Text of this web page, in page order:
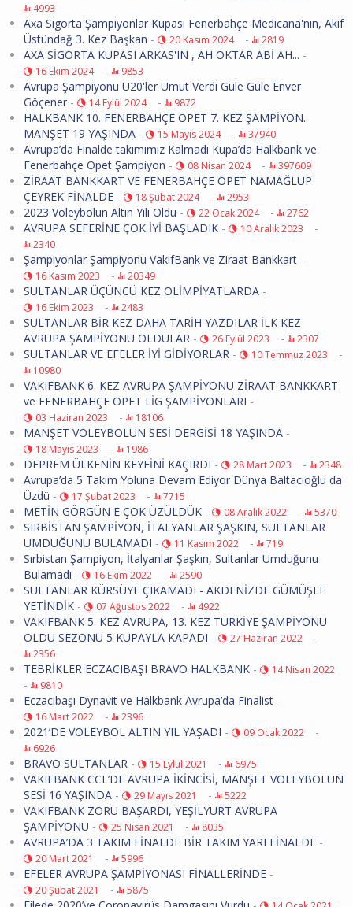
4993
Axa Sigorta Şampiyonlar Kupası Fenerbahçe Medicana'nın, Akif
Üstündağ 3. Kez Başkan - 20 Kasım 2024 - 2819
AXA SİGORTA KUPASI ARKAS'IN , AH OKTAR ABİ AH... -
16 Ekim 2024 - 9853
Avrupa Şampiyonu U20'ler Umut Verdi Güle Güle Enver
Göçener - 14 Eylül 2024 - 9872
HALKBANK 10. FENERBAHÇE OPET 7. KEZ ŞAMPİYON..
MANŞET 19 YAŞINDA - 15 Mayıs 2024 - 37940
Avrupa’da Finalde takımımız Kalmadı Kupa’da Halkbank ve
Fenerbahçe Opet Şampiyon - 08 Nisan 2024 - 397609
ZİRAAT BANKKART VE FENERBAHÇE OPET NAMAĞLUP
ÇEYREK FİNALDE - 18 Şubat 2024 - 2953
2023 Voleybolun Altın Yılı Oldu - 22 Ocak 2024 - 2762
AVRUPA SEFERİNE ÇOK İYİ BAŞLADIK - 10 Aralık 2023 -
2340
Şampiyonlar Şampiyonu VakıfBank ve Ziraat Bankkart -
16 Kasım 2023 - 20349
SULTANLAR ÜÇÜNCÜ KEZ OLİMPİYATLARDA -
16 Ekim 2023 - 2483
SULTANLAR BİR KEZ DAHA TARİH YAZDILAR İLK KEZ
AVRUPA ŞAMPİYONU OLDULAR - 26 Eylül 2023 - 2307
SULTANLAR VE EFELER İYİ GİDİYORLAR - 10 Temmuz 2023 -
10980
VAKIFBANK 6. KEZ AVRUPA ŞAMPİYONU ZİRAAT BANKKART
ve FENERBAHÇE OPET LİG ŞAMPİYONLARI -
03 Haziran 2023 - 18106
MANŞET VOLEYBOLUN SESİ DERGİSİ 18 YAŞINDA -
18 Mayıs 2023 - 1986
DEPREM ÜLKENİN KEYFİNİ KAÇIRDI - 28 Mart 2023 - 2348
Avrupa’da 5 Takım Yoluna Devam Ediyor Dünya Baltacıoğlu da
Üzdü - 17 Şubat 2023 - 7715
METİN GÖRGÜN E ÇOK ÜZÜLDÜK - 08 Aralık 2022 - 5370
SIRBİSTAN ŞAMPİYON, İTALYANLAR ŞAŞKIN, SULTANLAR
UMDUĞUNU BULAMADI - 11 Kasım 2022 - 719
Sırbistan Şampiyon, İtalyanlar Şaşkın, Sultanlar Umduğunu
Bulamadı - 16 Ekim 2022 - 2590
SULTANLAR KÜRSÜYE ÇIKAMADI - AKDENİZDE GÜMÜŞLE
YETİNDİK - 07 Ağustos 2022 - 4922
VAKIFBANK 5. KEZ AVRUPA, 13. KEZ TÜRKİYE ŞAMPİYONU
OLDU SEZONU 5 KUPAYLA KAPADI - 27 Haziran 2022 -
2356
TEBRİKLER ECZACIBAŞI BRAVO HALKBANK - 14 Nisan 2022
- 9810
Eczacıbaşı Dynavit ve Halkbank Avrupa’da Finalist -
16 Mart 2022 - 2396
2021’DE VOLEYBOL ALTIN YIL YAŞADI - 09 Ocak 2022 -
6926
BRAVO SULTANLAR - 15 Eylül 2021 - 6975
VAKIFBANK CCL’DE AVRUPA İKİNCİSİ, MANŞET VOLEYBOLUN
SESİ 16 YAŞINDA - 29 Mayıs 2021 - 5222
VAKIFBANK ZORU BAŞARDI, YEŞİLYURT AVRUPA
ŞAMPİYONU - 25 Nisan 2021 - 8035
AVRUPA’DA 3 TAKIM FİNALDE BİR TAKIM YARI FİNALDE -
20 Mart 2021 - 5996
EFELER AVRUPA ŞAMPİYONASI FİNALLERİNDE -
20 Şubat 2021 - 5875